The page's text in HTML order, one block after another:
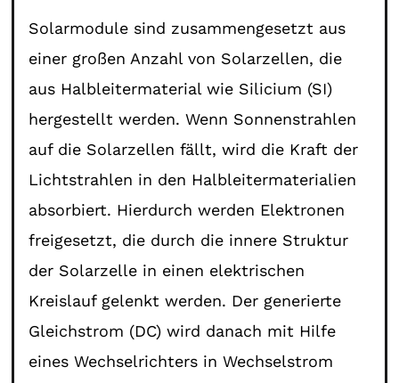
Solarmodule sind zusammengesetzt aus
einer großen Anzahl von Solarzellen, die
aus Halbleitermaterial wie Silicium (SI)
hergestellt werden. Wenn Sonnenstrahlen
auf die Solarzellen fällt, wird die Kraft der
Lichtstrahlen in den Halbleitermaterialien
absorbiert. Hierdurch werden Elektronen
freigesetzt, die durch die innere Struktur
der Solarzelle in einen elektrischen
Kreislauf gelenkt werden. Der generierte
Gleichstrom (DC) wird danach mit Hilfe
eines Wechselrichters in Wechselstrom